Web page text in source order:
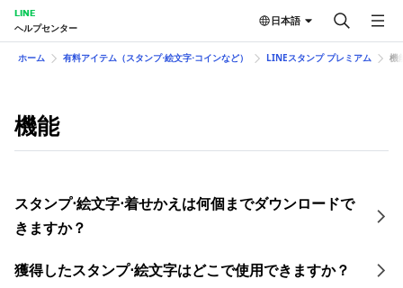
LINE
ヘルプセンター
日本語
ホーム 有料アイテム（スタンプ⋅絵文字⋅コインなど） LINEスタンプ プレミアム 機
機能
スタンプ⋅絵文字⋅着せかえは何個までダウンロードで
きますか？
獲得したスタンプ⋅絵文字はどこで使用できますか？